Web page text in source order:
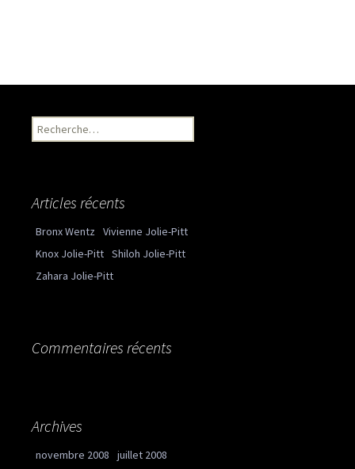
Recherche pour :
Articles récents
Bronx Wentz Vivienne Jolie-Pitt
Knox Jolie-Pitt Shiloh Jolie-Pitt
Zahara Jolie-Pitt
Commentaires récents
Archives
novembre 2008
juillet 2008